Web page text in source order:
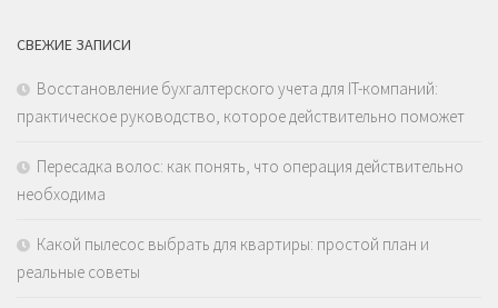
СВЕЖИЕ ЗАПИСИ
Восстановление бухгалтерского учета для IT-компаний:
практическое руководство, которое действительно поможет
Пересадка волос: как понять, что операция действительно
необходима
Какой пылесос выбрать для квартиры: простой план и
реальные советы